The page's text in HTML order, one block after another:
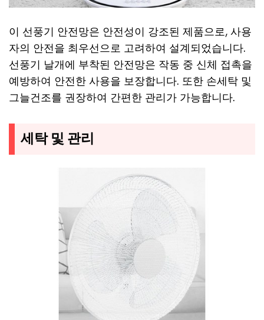
이 선풍기 안전망은 안전성이 강조된 제품으로, 사용
자의 안전을 최우선으로 고려하여 설계되었습니다.
선풍기 날개에 부착된 안전망은 작동 중 신체 접촉을
예방하여 안전한 사용을 보장합니다. 또한 손세탁 및
그늘건조를 권장하여 간편한 관리가 가능합니다.
세탁 및 관리